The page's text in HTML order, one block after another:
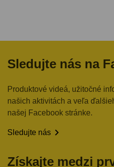
Sledujte nás na
Produktové videá, užitočné
našich aktivitách a veľa
našej Facebook stránke.
Sledujte nás 
Získajte medzi